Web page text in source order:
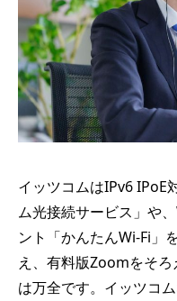
イッツコムはIPv6 IPoE
ム光接続サービス」や
ント「かんたんWi-Fi」
え、有料版Zoomをそ
は万全です。イッツコ